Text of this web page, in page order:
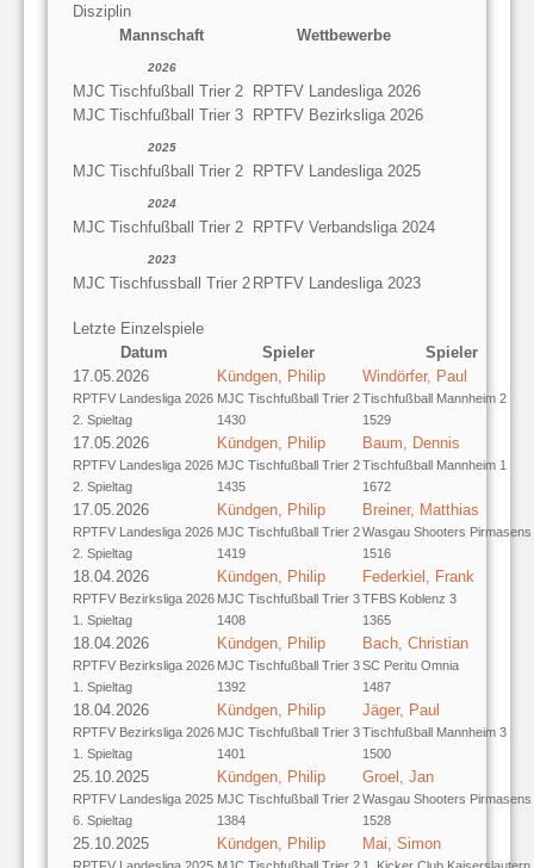
Disziplin
Mannschaft
Wettbewerbe
2026
MJC Tischfußball Trier 2 RPTFV Landesliga 2026
MJC Tischfußball Trier 3 RPTFV Bezirksliga 2026
2025
MJC Tischfußball Trier 2 RPTFV Landesliga 2025
2024
MJC Tischfußball Trier 2 RPTFV Verbandsliga 2024
2023
MJC Tischfussball Trier 2 RPTFV Landesliga 2023
Letzte Einzelspiele
Datum
Spieler
Spieler
17.05.2026
RPTFV Landesliga 2026
2. Spieltag
Kündgen, Philip
MJC Tischfußball Trier 2
1430
Windörfer, Paul
Tischfußball Mannheim 2
1529
17.05.2026
RPTFV Landesliga 2026
2. Spieltag
Kündgen, Philip
MJC Tischfußball Trier 2
1435
Baum, Dennis
Tischfußball Mannheim 1
1672
17.05.2026
RPTFV Landesliga 2026
2. Spieltag
Kündgen, Philip
MJC Tischfußball Trier 2
1419
Breiner, Matthias
Wasgau Shooters Pirmasens
1516
18.04.2026
RPTFV Bezirksliga 2026
1. Spieltag
Kündgen, Philip
MJC Tischfußball Trier 3
1408
Federkiel, Frank
TFBS Koblenz 3
1365
18.04.2026
RPTFV Bezirksliga 2026
1. Spieltag
Kündgen, Philip
MJC Tischfußball Trier 3
1392
Bach, Christian
SC Peritu Omnia
1487
18.04.2026
RPTFV Bezirksliga 2026
1. Spieltag
Kündgen, Philip
MJC Tischfußball Trier 3
1401
Jäger, Paul
Tischfußball Mannheim 3
1500
25.10.2025
RPTFV Landesliga 2025
6. Spieltag
Kündgen, Philip
MJC Tischfußball Trier 2
1384
Groel, Jan
Wasgau Shooters Pirmasens
1528
25.10.2025
RPTFV Landesliga 2025
Kündgen, Philip
MJC Tischfußball Trier 2
Mai, Simon
1. Kicker Club Kaiserslautern